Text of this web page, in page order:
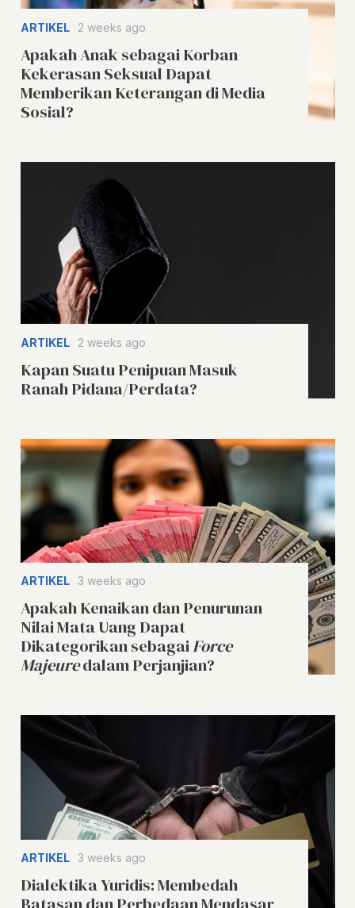
ARTIKEL 2 weeks ago
Apakah Anak sebagai Korban
Kekerasan Seksual Dapat
Memberikan Keterangan di Media
Sosial?
ARTIKEL 2 weeks ago
Kapan Suatu Penipuan Masuk
Ranah Pidana/Perdata?
ARTIKEL 3 weeks ago
Apakah Kenaikan dan Penurunan
Nilai Mata Uang Dapat
Dikategorikan sebagaiForce
Majeuredalam Perjanjian?
ARTIKEL 3 weeks ago
Dialektika Yuridis: Membedah